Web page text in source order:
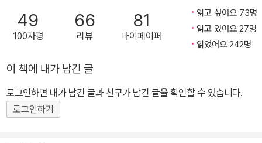
작가 자신의 정체성과 성장통을 반영한다. 『그저 좋은 사람』에 수록
된 여덟 편의 단편은 케임브리지에서 시애틀로, 인도에서 타이로 오
가면서 형제자매, 어머니와 아버지, 딸과 아들, 친구와 애인 들의 삶이
으로나 물리적으로, 끊임없이 열망하면서도 끊임없이 소원해지
는’(「옮긴이의 말」에서) 관계이다. 이런 고민은 줌파 특유의 쉬운 문
체로 녹아 있지만, 아무렇지도 않게 써 내려간 듯한 글 속에는 저마다
49
100자평
66
리뷰
81
마이페이퍼
읽고 싶어요 73명
읽고 있어요 27명
읽었어요 242명
이 책에 내가 남긴 글
로그인하면 내가 남긴 글과 친구가 남긴 글을 확인할 수 있습니다.
로그인하기